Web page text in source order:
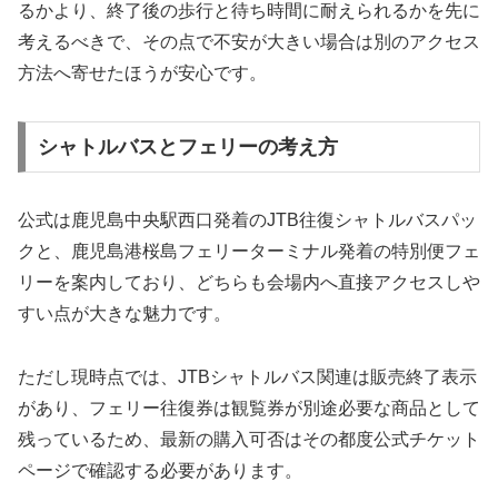
るかより、終了後の歩行と待ち時間に耐えられるかを先に
考えるべきで、その点で不安が大きい場合は別のアクセス
方法へ寄せたほうが安心です。
シャトルバスとフェリーの考え方
公式は鹿児島中央駅西口発着のJTB往復シャトルバスパッ
クと、鹿児島港桜島フェリーターミナル発着の特別便フェ
リーを案内しており、どちらも会場内へ直接アクセスしや
すい点が大きな魅力です。
ただし現時点では、JTBシャトルバス関連は販売終了表示
があり、フェリー往復券は観覧券が別途必要な商品として
残っているため、最新の購入可否はその都度公式チケット
ページで確認する必要があります。